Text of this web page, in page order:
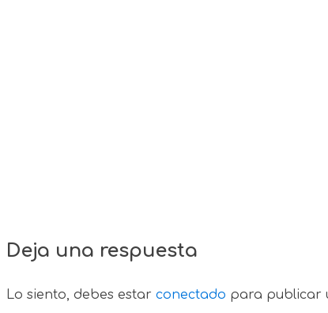
Deja una respuesta
Lo siento, debes estar conectado para publicar